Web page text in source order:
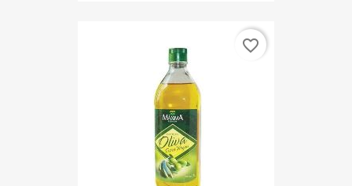
favorite_border